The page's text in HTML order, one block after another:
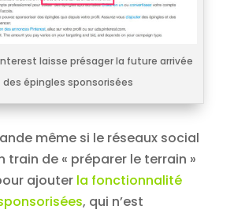
laisse présager la future arrivée
des épingles sponsorisées
même si le réseaux social
train de « préparer le terrain »
ajouter la fonctionnalité
, qui n’est